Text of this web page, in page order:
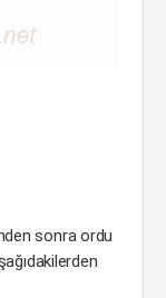
sonra ordu